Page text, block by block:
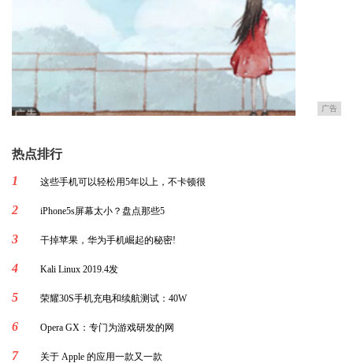
广告
热点排行
1
这些手机可以轻松用5年以上，不卡顿很
2 iPhone5s屏幕太小？盘点那些5
3 干掉苹果，华为手机崛起的秘密!
4 Kali Linux 2019.4发
5 荣耀30S手机充电和续航测试：40W
6 Opera GX：专门为游戏研发的网
7 关于 Apple 的应用一款又一款